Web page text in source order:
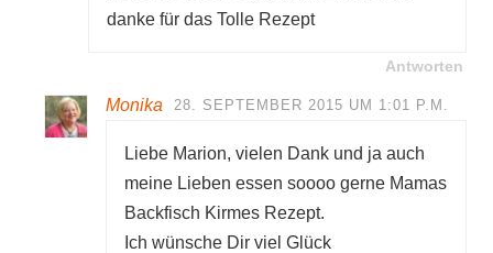
danke für das Tolle Rezept
Antworten
Monika 28. SEPTEMBER 2015 UM 1:01 P.M.
Liebe Marion, vielen Dank und ja auch
meine Lieben essen soooo gerne Mamas
Backfisch Kirmes Rezept.
Ich wünsche Dir viel Glück